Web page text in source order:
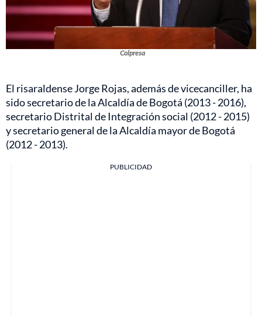
Colpresa
El risaraldense Jorge Rojas, además de vicecanciller, ha
sido secretario de la Alcaldía de Bogotá (2013 - 2016),
secretario Distrital de Integración social (2012 - 2015)
y secretario general de la Alcaldía mayor de Bogotá
(2012 - 2013).
PUBLICIDAD